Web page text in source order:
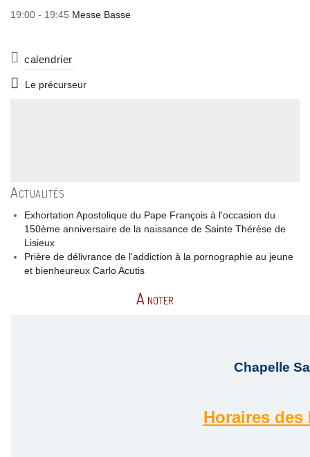
19:00 - 19:45 Messe Basse
calendrier
Le précurseur
Actualités
Exhortation Apostolique du Pape François à l'occasion du
150ème anniversaire de la naissance de Sainte Thérèse de
Lisieux
Prière de délivrance de l'addiction à la pornographie au jeune
et bienheureux Carlo Acutis
A noter
Chapelle
Horaires